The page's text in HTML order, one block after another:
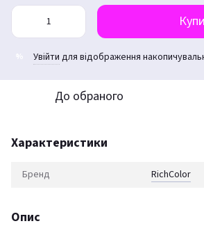
Увійти для відображення
До обраного
Характеристики
Бренд RichСolor
Опис